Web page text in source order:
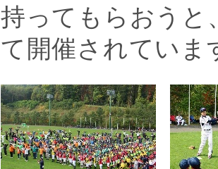
持ってもらおうと
て開催されていま